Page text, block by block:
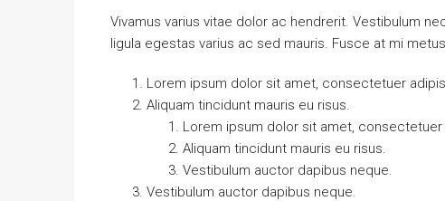
Vivamus varius vitae dolor ac hendrerit. Vestibulum
ligula egestas varius ac sed mauris. Fusce at mi
Lorem ipsum dolor sit amet, consectetuer
Aliquam tincidunt mauris eu risus.
Lorem ipsum dolor sit amet,
Aliquam tincidunt mauris eu risus.
Vestibulum auctor dapibus neque.
Vestibulum auctor dapibus neque.